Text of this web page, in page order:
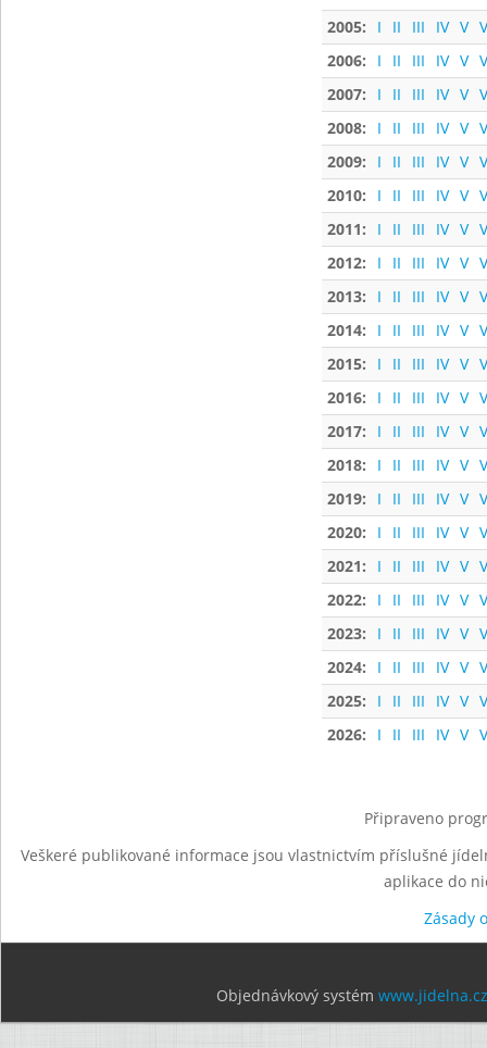
2005:
I II III IV V
2006:
I II III IV V
2007:
I II III IV V
2008:
I II III IV V
2009:
I II III IV V
2010:
I II III IV V
2011:
I II III IV V
2012:
I II III IV V
2013:
I II III IV V
2014:
I II III IV V
2015:
I II III IV V
2016:
I II III IV V
2017:
I II III IV V
2018:
I II III IV V
2019:
I II III IV V
2020:
I II III IV V
2021:
I II III IV V
2022:
I II III IV V
2023:
I II III IV V
2024:
I II III IV V
2025:
I II III IV V
2026:
I II III IV V
Připraveno
Veškeré publikované informace jsou vlastnictvím příslušné
aplikace do
Zásady
Objednávkový systém www.jidelna.cz